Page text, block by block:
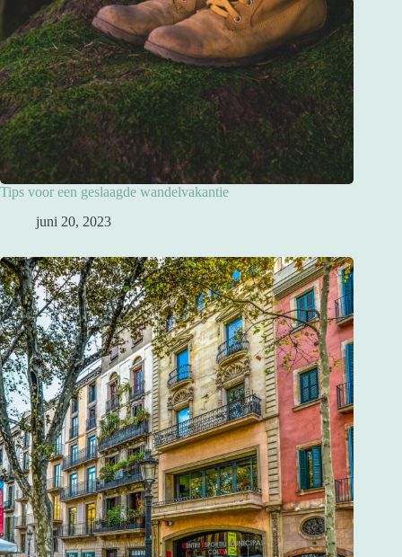
Tips voor een geslaagde wandelvakantie
juni 20, 2023